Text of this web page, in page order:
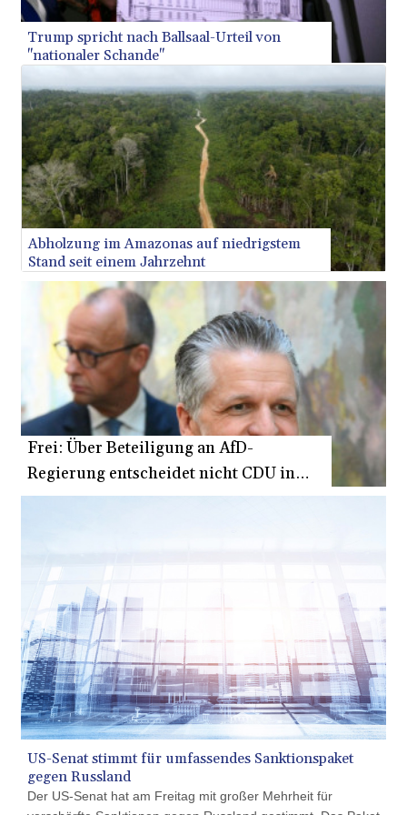
STD
23914.407904
STN 24.491693
SVC 10.082449
SZL 18.716328
THB 38.099829
TJS 10.629864
TMT 4.055447
TND 3.38512
TRY 55.133169
TTD 7.810216
TWD
37.221116
TZS
3053.212273
UAH 51.608202
UGX
4291.578596
USD 1.155398
UYU 46.383264
UZS
13781.027404
VES
873.206446
655.723234
XAU 0.000266
XCD 3.122521
XCG 2.076769
XDR 0.815509
XOF
XPF
YER
Trump spricht nach Ballsaal-Urteil von
"nationaler Schande"
Abholzung im Amazonas auf niedrigstem
Stand seit einem Jahrzehnt
Frei: Über Beteiligung an AfD-
Regierung entscheidet nicht CDU in
Sachsen-Anhalt
US-Senat stimmt für umfassendes Sanktionspaket
gegen Russland
Der US-Senat hat am Freitag mit großer Mehrheit für